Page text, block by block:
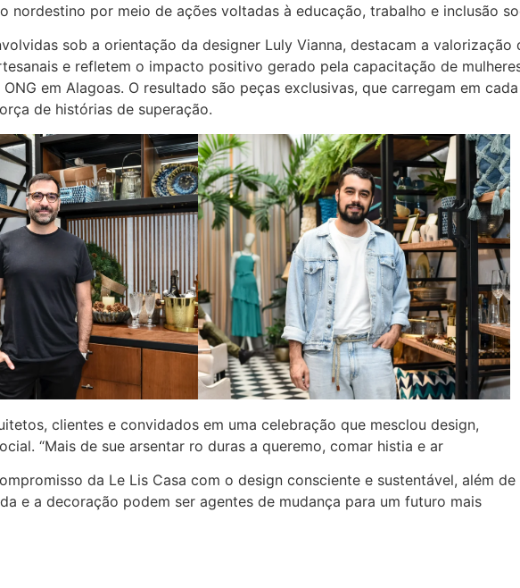
nordestino por meio de ações voltadas à educação, trabalho e inclusão
sob a orientação da designer Luly Vianna, destacam a valorização
e refletem o impacto positivo gerado pela capacitação de
em Alagoas. O resultado são peças exclusivas, que carregam em cada
de histórias de superação.
clientes e convidados em uma celebração que mesclou design,
“Mais de sue arsentar ro duras a queremo, comar histia e ar
da Le Lis Casa com o design consciente e sustentável, além de
e a decoração podem ser agentes de mudança para um futuro mais